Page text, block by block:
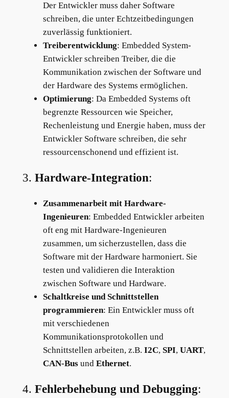
Der Entwickler muss daher Software
schreiben, die unter Echtzeitbedingungen
zuverlässig funktioniert.
Treiberentwicklung: Embedded System-
Entwickler schreiben Treiber, die die
Kommunikation zwischen der Software und
der Hardware des Systems ermöglichen.
Optimierung: Da Embedded Systems oft
begrenzte Ressourcen wie Speicher,
Rechenleistung und Energie haben, muss der
Entwickler Software schreiben, die sehr
ressourcenschonend und effizient ist.
3. Hardware-Integration:
Zusammenarbeit mit Hardware-
Ingenieuren: Embedded Entwickler arbeiten
oft eng mit Hardware-Ingenieuren
zusammen, um sicherzustellen, dass die
Software mit der Hardware harmoniert. Sie
testen und validieren die Interaktion
zwischen Software und Hardware.
Schaltkreise und Schnittstellen
programmieren: Ein Entwickler muss oft
mit verschiedenen
Kommunikationsprotokollen und
Schnittstellen arbeiten, z.B. I2C, SPI, UART,
CAN-Busund Ethernet.
4. Fehlerbehebung und Debugging: